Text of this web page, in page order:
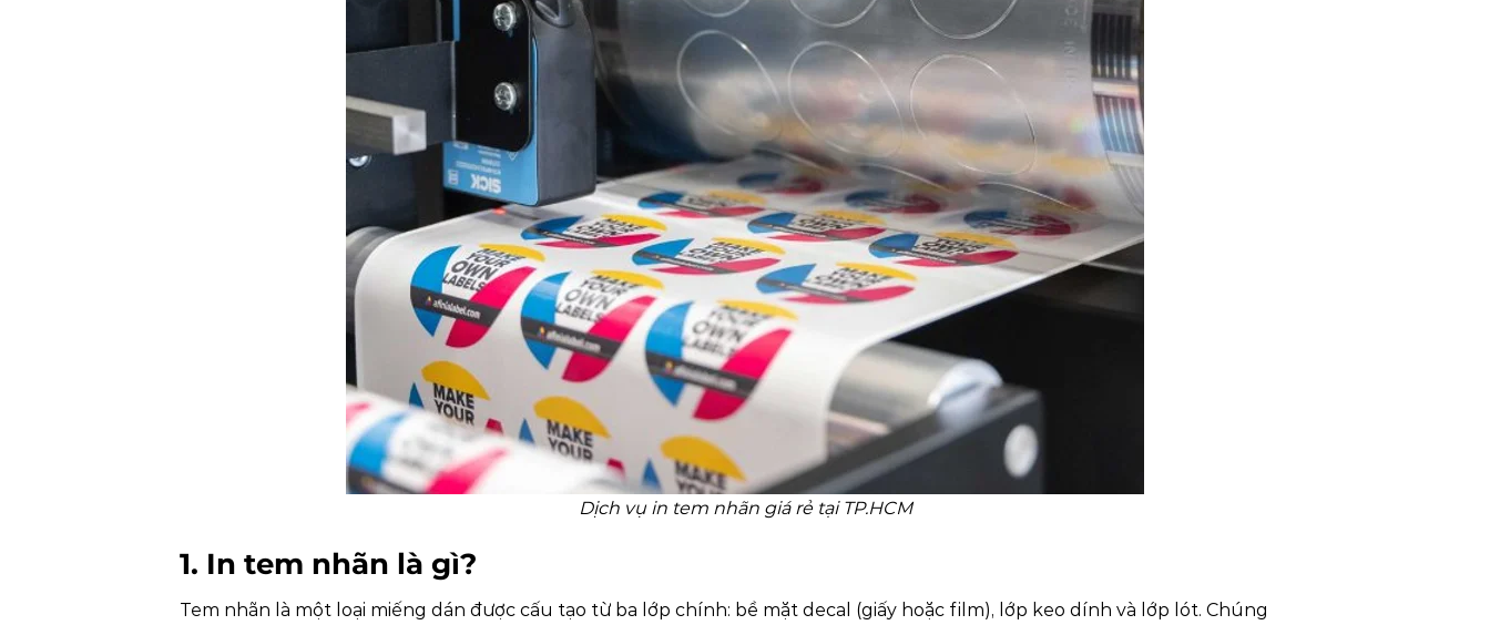
Dịch vụ in tem nhãn giá rẻ tại TP.HCM
1. In tem nhãn là gì?
Tem nhãn là một loại miếng dán được cấu tạo từ ba lớp chính: bề mặt decal (giấy hoặc film), lớp keo dính và lớp lót. Chúng